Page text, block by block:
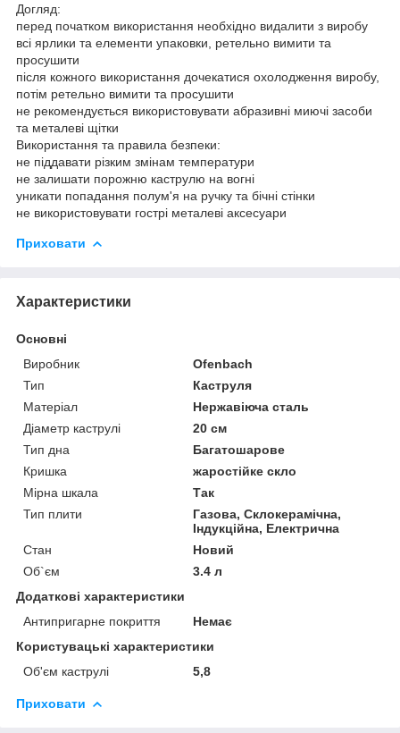
Догляд:
перед початком використання необхідно видалити з виробу
всі ярлики та елементи упаковки, ретельно вимити та
просушити
після кожного використання дочекатися охолодження виробу,
потім ретельно вимити та просушити
не рекомендується використовувати абразивні миючі засоби
та металеві щітки
Використання та правила безпеки:
не піддавати різким змінам температури
не залишати порожню каструлю на вогні
уникати попадання полум'я на ручку та бічні стінки
не використовувати гострі металеві аксесуари
Приховати
Характеристики
Основні
Виробник
Ofenbach
Тип
Каструля
Матеріал
Нержавіюча сталь
Діаметр каструлі
20 см
Тип дна
Багатошарове
Кришка
жаростійке скло
Мірна шкала
Так
Тип плити
Газова, Склокерамічна,
Індукційна, Електрична
Стан
Новий
Об`єм
3.4 л
Додаткові характеристики
Антипригарне покриття
Немає
Користувацькі характеристики
Об'єм каструлі
5,8
Приховати